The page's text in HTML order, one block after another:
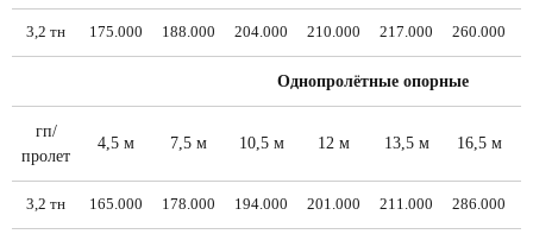
3,2 тн 175.000 188.000 204.000 210.000 217.000 260.000
Однопролётные опорные
гп/
пролет
4,5 м 7,5 м 10,5 м 12 м 13,5 м 16,5 м
3,2 тн 165.000 178.000 194.000 201.000 211.000 286.000